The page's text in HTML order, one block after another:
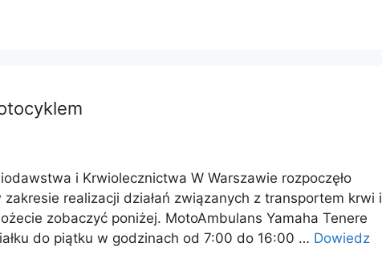
i Krwiolecznictwa W Warszawie rozpoczęło
realizacji działań związanych z transportem krwi i
zobaczyć poniżej. MotoAmbulans Yamaha Tenere
do piątku w godzinach od 7:00 do 16:00 … Dowiedz